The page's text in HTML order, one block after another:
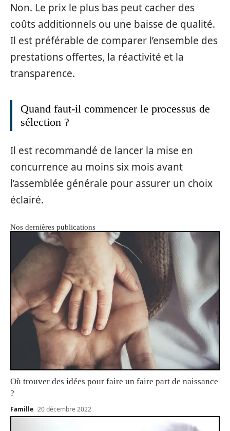
Non. Le prix le plus bas peut cacher des
coûts additionnels ou une baisse de qualité.
Il est préférable de comparer l’ensemble des
prestations offertes, la réactivité et la
transparence.
Quand faut-il commencer le processus de
sélection ?
Il est recommandé de lancer la mise en
concurrence au moins six mois avant
l’assemblée générale pour assurer un choix
éclairé.
Nos dernières publications
Où trouver des idées pour faire un faire part de naissance
?
Famille 20 décembre 2022